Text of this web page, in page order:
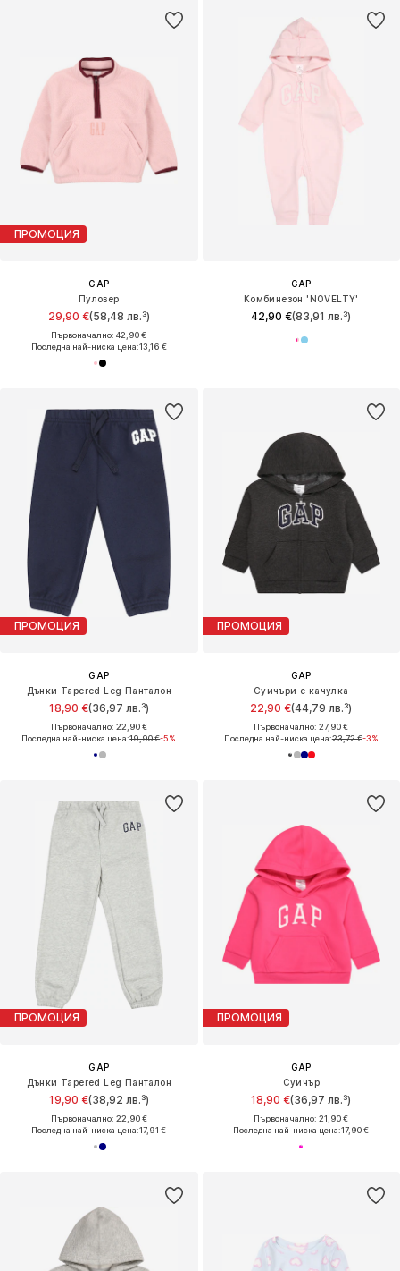
ПРОМОЦИЯ
GAP
Пуловер
29,90 €(58,48 лв.³)
Първоначално: 42,90 €
Последна най-ниска цена:13,16 €
GAP
Комбинезон 'NOVELTY'
42,90 €(83,91 лв.³)
ПРОМОЦИЯ
GAP
Дънки Tapered Leg Панталон
18,90 €(36,97 лв.³)
Първоначално: 22,90 €
Последна най-ниска цена:19,90 €-5%
ПРОМОЦИЯ
GAP
Суичъри с качулка
22,90 €(44,79 лв.³)
Първоначално: 27,90 €
Последна най-ниска цена:23,72 €-3%
ПРОМОЦИЯ
GAP
Дънки Tapered Leg Панталон
19,90 €(38,92 лв.³)
Първоначално: 22,90 €
Последна най-ниска цена:17,91 €
ПРОМОЦИЯ
GAP
Суичър
18,90 €(36,97 лв.³)
Първоначално: 21,90 €
Последна най-ниска цена:17,90 €